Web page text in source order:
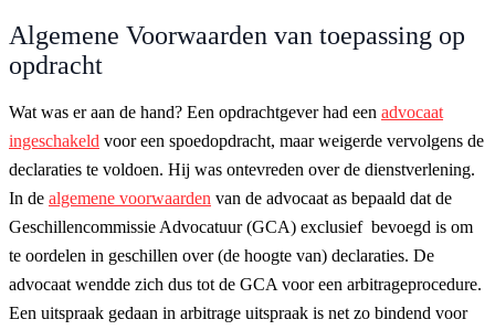
Algemene Voorwaarden van toepassing op
opdracht
Wat was er aan de hand? Een opdrachtgever had een advocaat
ingeschakeld voor een spoedopdracht, maar weigerde vervolgens de
declaraties te voldoen. Hij was ontevreden over de dienstverlening.
In de algemene voorwaarden van de advocaat as bepaald dat de
Geschillencommissie Advocatuur (GCA) exclusief bevoegd is om
te oordelen in geschillen over (de hoogte van) declaraties. De
advocaat wendde zich dus tot de GCA voor een arbitrageprocedure.
Een uitspraak gedaan in arbitrage uitspraak is net zo bindend voor